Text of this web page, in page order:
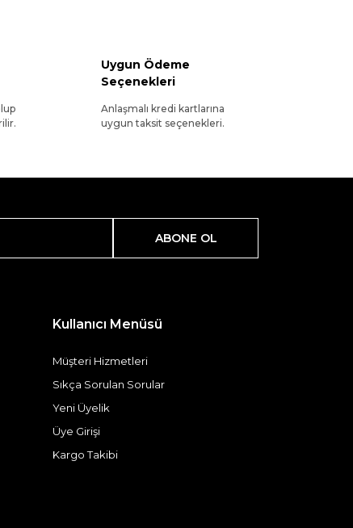
Uygun Ödeme
Seçenekleri
Anlaşmalı kredi kartlarına
uygun taksit seçenekleri.
ABONE OL
Kullanıcı Menüsü
Müşteri Hizmetleri
Sıkça Sorulan Sorular
Yeni Üyelik
Üye Girişi
Kargo Takibi